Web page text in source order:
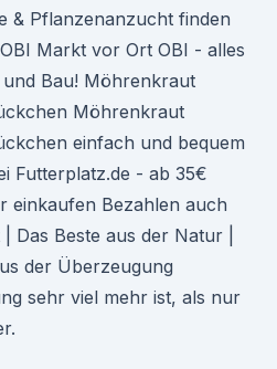
& Pflanzenanzucht finden
Markt vor Ort OBI - alles
Bau! Möhrenkraut
Möhrenkraut
einfach und bequem
Futterplatz.de - ab 35€
einkaufen Bezahlen auch
Das Beste aus der Natur |
der Überzeugung
sehr viel mehr ist, als nur